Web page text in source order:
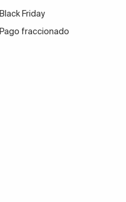
Black Friday
Pago fraccionado